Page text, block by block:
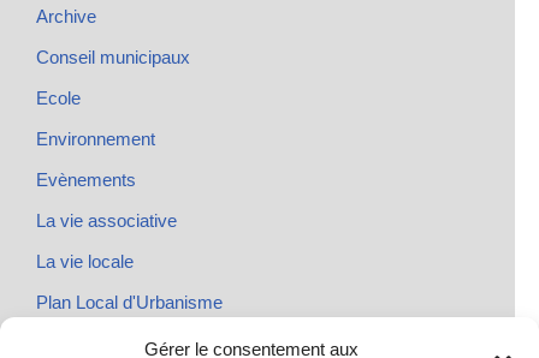
Gérer le consentement aux
Archive
Conseil municipaux
Ecole
Environnement
Evènements
La vie associative
La vie locale
Plan Local d'Urbanisme